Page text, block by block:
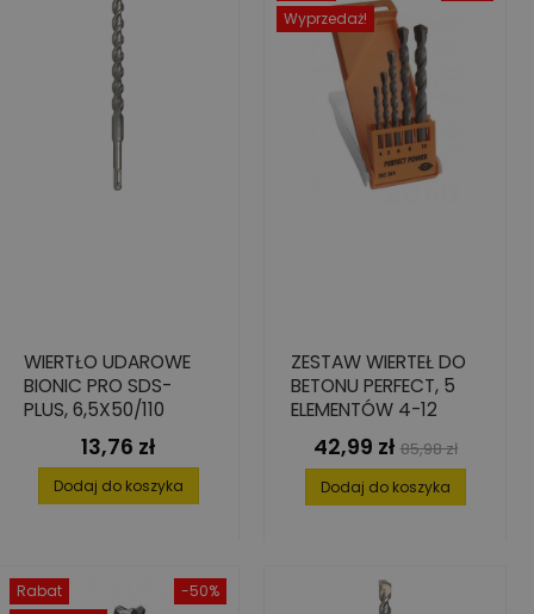
WIERTŁO UDAROWE
BIONIC PRO SDS-
PLUS, 6,5X50/110
Cena
13,76 zł
Dodaj do koszyka
Wyprzedaż!
ZESTAW WIERTEŁ DO
BETONU PERFECT, 5
ELEMENTÓW 4-12
Cena
42,99 zł Cena
podstawowa
85,98 zł
Dodaj do koszyka
-50%
Rabat